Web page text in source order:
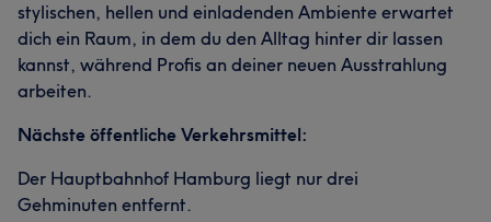
stylischen, hellen und einladenden Ambiente erwartet
dich ein Raum, in dem du den Alltag hinter dir lassen
kannst, während Profis an deiner neuen Ausstrahlung
arbeiten.
Nächste öffentliche Verkehrsmittel:
Der Hauptbahnhof Hamburg liegt nur drei
Gehminuten entfernt.